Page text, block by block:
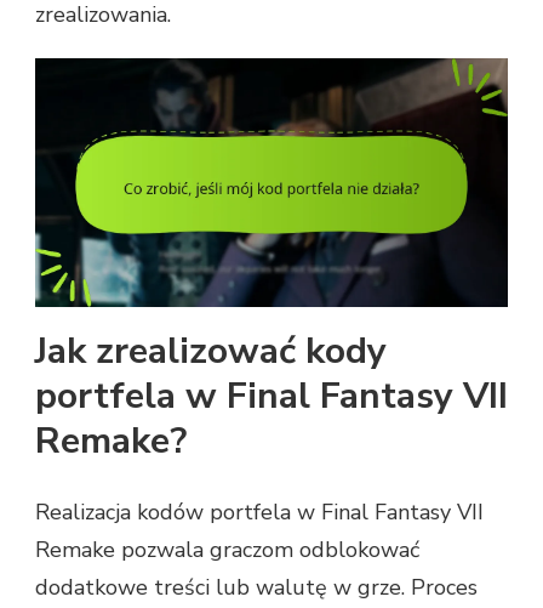
zrealizowania.
Jak zrealizować kody
portfela w Final Fantasy VII
Remake?
Realizacja kodów portfela w Final Fantasy VII
Remake pozwala graczom odblokować
dodatkowe treści lub walutę w grze. Proces